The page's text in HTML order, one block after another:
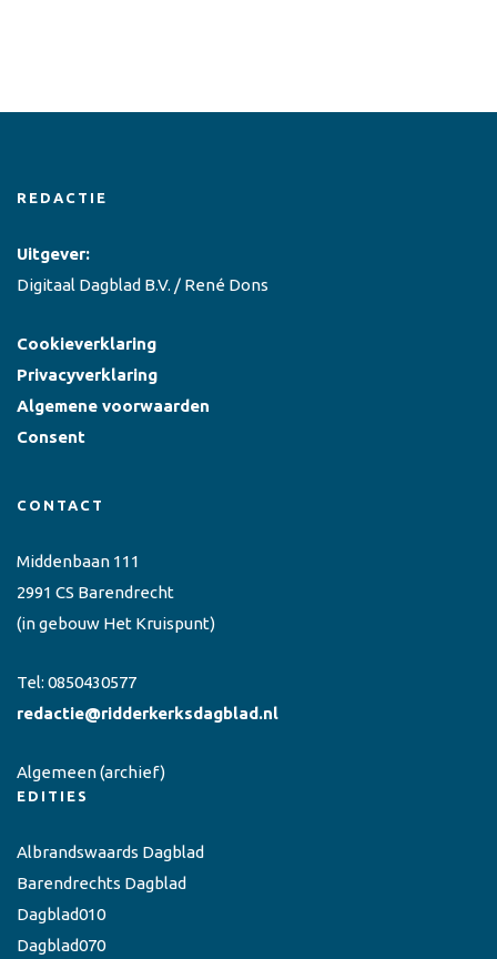
REDACTIE
Uitgever:
Digitaal Dagblad B.V. / René Dons
Cookieverklaring
Privacyverklaring
Algemene voorwaarden
Consent
CONTACT
Middenbaan 111
2991 CS Barendrecht
(in gebouw Het Kruispunt)
Tel: 0850430577
redactie@ridderkerksdagblad.nl
Algemeen(archief)
EDITIES
Albrandswaards Dagblad
Barendrechts Dagblad
Dagblad010
Dagblad070